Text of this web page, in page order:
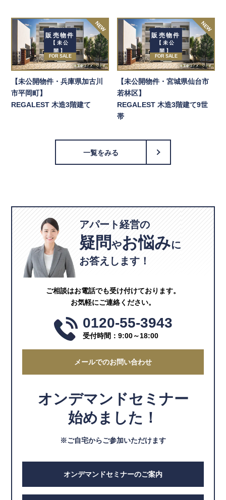
NEW
販売物件
【未公
開】
FOR SALE
【未公開物件・兵庫県加古川
市平岡町】
REGALEST 木造3階建て
NEW
販売物件
【未公
開】
FOR SALE
【未公開物件・宮城県仙台市
若林区】
REGALEST 木造3階建て9世
帯
一覧をみる
アパート経営の
疑問やお悩みに
お答えします！
ご相談はお電話でも受け付けております。
お気軽にご連絡ください。
0120-55-3943
受付時間：9:00～18:00
メールでのお問い合わせ
オンデマンドセミナー
始めました！
※ご自宅からご参加いただけます
オンデマンドセミナーのご案内